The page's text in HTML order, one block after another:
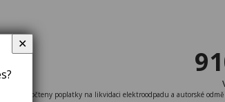
jsou započteny poplatky na likvidaci elektroodpadu a autorské
✕